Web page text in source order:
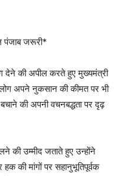
पंजाब जरूरी*
देने की अपील करते हुए मुख्यमंत्री
अपने नुकसान की कीमत पर भी
की अपनी वचनबद्धता पर दृढ़
की उम्मीद जताते हुए उन्होंने
की मांगों पर सहानुभूतिपूर्वक